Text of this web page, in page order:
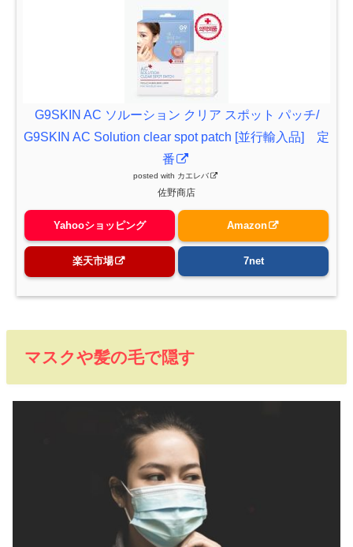
G9SKIN AC ソルーション クリア スポット パッチ/
G9SKIN AC Solution clear spot patch [並行輸入品] 定
番
posted with カエレバ
佐野商店
Yahooショッピング Amazon
楽天市場 7net
マスクや髪の毛で隠す